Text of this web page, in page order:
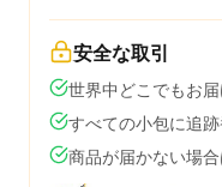
安全な取引
世界中どこでもお届
すべての小包に追
商品が届かない場